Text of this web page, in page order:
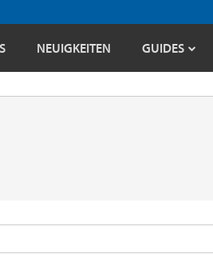
NEUIGKEITEN GUIDES